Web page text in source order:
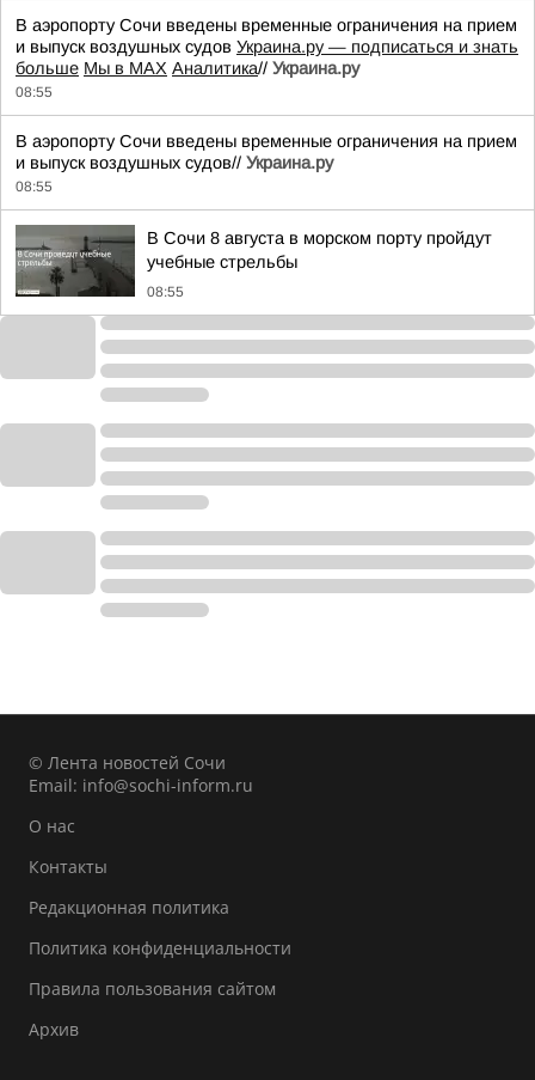
В аэропорту Сочи введены временные ограничения на прием
и выпуск воздушных судов Украина.ру — подписаться и знать
больше Мы в MAX Аналитика// Украина.ру
08:55
В аэропорту Сочи введены временные ограничения на прием
и выпуск воздушных судов// Украина.ру
08:55
В Сочи 8 августа в морском порту пройдут
учебные стрельбы
08:55
© Лента новостей Сочи
Email: info@sochi-inform.ru
О нас
Контакты
Редакционная политика
Политика конфиденциальности
Правила пользования сайтом
Архив